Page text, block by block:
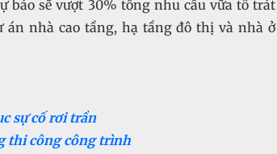
báo sẽ vượt 30% tổng nhu cầu vữa tô trát
án nhà cao tầng, hạ tầng đô thị và nhà ở
sự cố rơi trần
thi công công trình